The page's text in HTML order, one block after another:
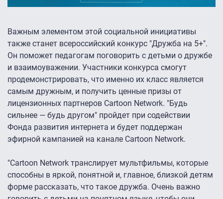
Важным элементом этой социальной инициативы
также станет всероссийский конкурс "Дружба на 5+".
Он поможет педагогам поговорить с детьми о дружбе
и взаимоуважении. Участники конкурса смогут
продемонстрировать, что именно их класс является
самым дружным, и получить ценные призы от
лицензионных партнеров Cartoon Network. "Будь
сильнее — будь другом" пройдет при содействии
Фонда развития интернета и будет поддержан
эфирной кампанией на канале Cartoon Network.
"Cartoon Network транслирует мультфильмы, которые
способны в яркой, понятной и, главное, близкой детям
форме рассказать, что такое дружба. Очень важно